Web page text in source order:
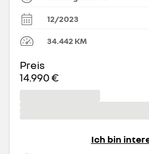
12/2023
34.442 KM
Preis
14.990 €
Ich bin